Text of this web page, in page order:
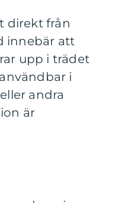
direkt från
innebär att
upp i trädet
i
andra
är